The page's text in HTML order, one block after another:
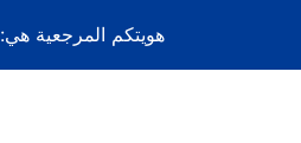
هويتكم المرجعية هي: